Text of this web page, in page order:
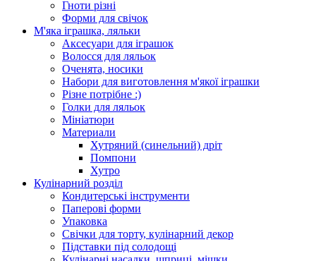
Гноти різні
Форми для свічок
М'яка іграшка, ляльки
Аксесуари для іграшок
Волосся для ляльок
Оченята, носики
Набори для виготовлення м'якої іграшки
Різне потрібне :)
Голки для ляльок
Мініатюри
Материали
Хутряний (синельний) дріт
Помпони
Хутро
Кулінарний розділ
Кондитерські інструменти
Паперові форми
Упаковка
Свічки для торту, кулінарний декор
Підставки під солодощі